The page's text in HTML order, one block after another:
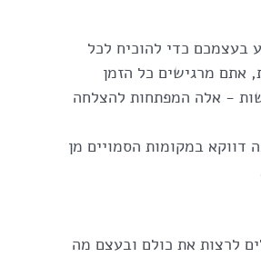
כדי להוכיח לכל
אתם מרגישים כל הזמן
- אלה המפתחות להצלחה
במקומות הסמויים מן
לרצות את כולם ובעצם מה